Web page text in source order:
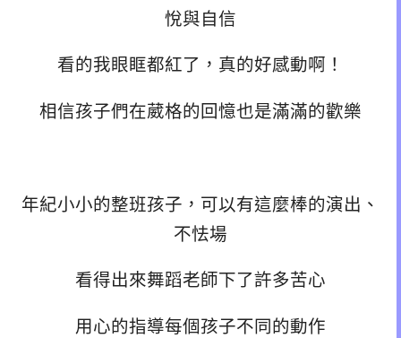
悅與自信
看的我眼眶都紅了，真的好感動啊！
相信孩子們在葳格的回憶也是滿滿的歡樂
年紀小小的整班孩子，可以有這麼棒的演出、
不怯場
看得出來舞蹈老師下了許多苦心
用心的指導每個孩子不同的動作